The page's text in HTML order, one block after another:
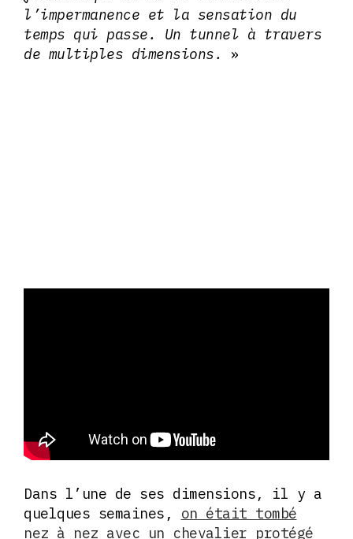
l’impermanence et la sensation du
temps qui passe.
Un tunnel à travers
de multiples dimensions. »
Dans l’une de ses dimensions, il y a
quelques semaines, on était tombé
nez à nez avec un chevalier protégé